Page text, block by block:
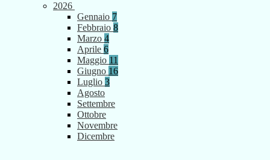
2026
Gennaio 7
Febbraio 8
Marzo 4
Aprile 6
Maggio 11
Giugno 16
Luglio 3
Agosto
Settembre
Ottobre
Novembre
Dicembre